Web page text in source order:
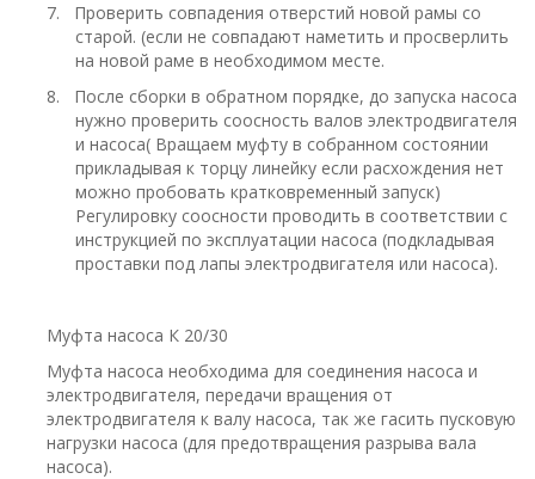
7.
Проверить совпадения отверстий новой рамы со
старой. (если не совпадают наметить и просверлить
на новой раме в необходимом месте.
8.
После сборки в обратном порядке, до запуска насоса
нужно проверить соосность валов электродвигателя
и насоса( Вращаем муфту в собранном состоянии
прикладывая к торцу линейку если расхождения нет
можно пробовать кратковременный запуск)
Регулировку соосности проводить в соответствии с
инструкцией по эксплуатации насоса (подкладывая
проставки под лапы электродвигателя или насоса).
Муфта насоса К 20/30
Муфта насоса необходима для соединения насоса и
электродвигателя, передачи вращения от
электродвигателя к валу насоса, так же гасить пусковую
нагрузки насоса (для предотвращения разрыва вала
насоса).